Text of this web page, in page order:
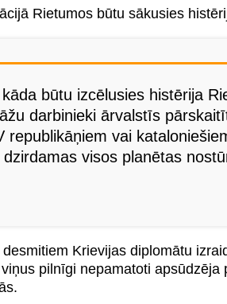
Rietumos būtu sākusies
būtu izcēlusies histērija
darbinieki ārvalstīs
republikāņiem vai
visos planētas
Krievijas diplomātu
pilnīgi nepamatoti apsūdzēja